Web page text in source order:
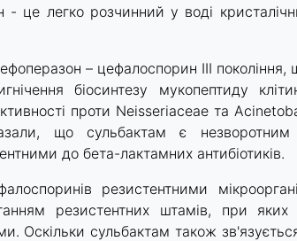
це легко розчинний у воді
– цефалоспорин III покоління,
біосинтезу мукопептиду
проти Neisseriaceae та
що сульбактам є незворотним
до бета-лактамних антибіотиків.
резистентними
резистентних штамів, при яких
Оскільки сульбактам також